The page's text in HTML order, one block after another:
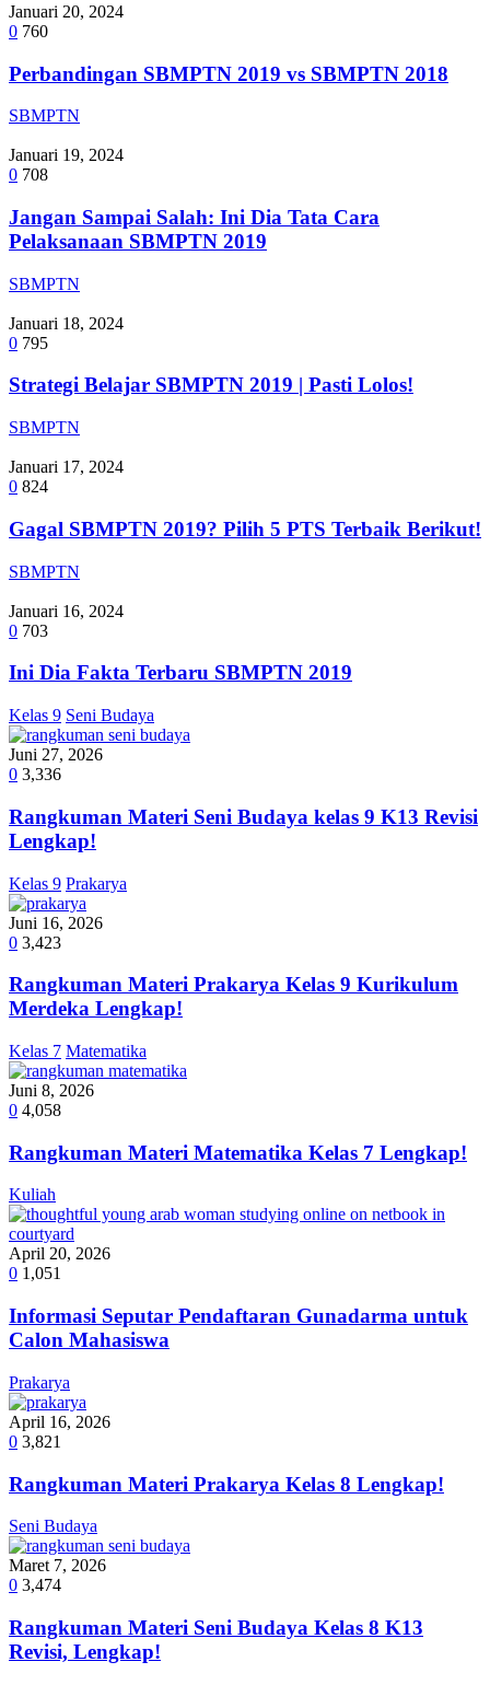
Januari 20, 2024
0 760
Perbandingan SBMPTN 2019 vs SBMPTN 2018
SBMPTN
Januari 19, 2024
0 708
Jangan Sampai Salah: Ini Dia Tata Cara
Pelaksanaan SBMPTN 2019
SBMPTN
Januari 18, 2024
0 795
Strategi Belajar SBMPTN 2019 | Pasti Lolos!
SBMPTN
Januari 17, 2024
0 824
Gagal SBMPTN 2019? Pilih 5 PTS Terbaik Berikut!
SBMPTN
Januari 16, 2024
0 703
Ini Dia Fakta Terbaru SBMPTN 2019
Kelas 9 Seni Budaya
Juni 27, 2026
0 3,336
Rangkuman Materi Seni Budaya kelas 9 K13 Revisi
Lengkap!
Kelas 9 Prakarya
Juni 16, 2026
0 3,423
Rangkuman Materi Prakarya Kelas 9 Kurikulum
Merdeka Lengkap!
Kelas 7 Matematika
Juni 8, 2026
0 4,058
Rangkuman Materi Matematika Kelas 7 Lengkap!
Kuliah
April 20, 2026
0 1,051
Informasi Seputar Pendaftaran Gunadarma untuk
Calon Mahasiswa
Prakarya
April 16, 2026
0 3,821
Rangkuman Materi Prakarya Kelas 8 Lengkap!
Seni Budaya
Maret 7, 2026
0 3,474
Rangkuman Materi Seni Budaya Kelas 8 K13
Revisi, Lengkap!